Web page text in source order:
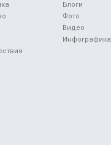
Блоги
Фото
Видео
Инфографика